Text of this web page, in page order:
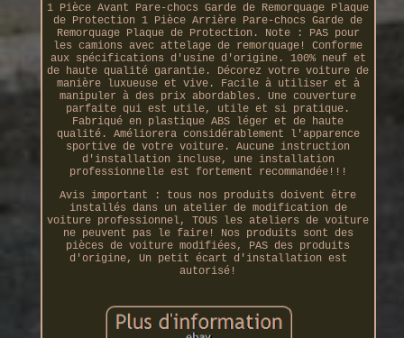
1 Pièce Avant Pare-chocs Garde de Remorquage Plaque
de Protection 1 Pièce Arrière Pare-chocs Garde de
Remorquage Plaque de Protection. Note : PAS pour
les camions avec attelage de remorquage! Conforme
aux spécifications d'usine d'origine. 100% neuf et
de haute qualité garantie. Décorez votre voiture de
manière luxueuse et vive. Facile à utiliser et à
manipuler à des prix abordables. Une couverture
parfaite qui est utile, utile et si pratique.
Fabriqué en plastique ABS léger et de haute
qualité. Améliorera considérablement l'apparence
sportive de votre voiture. Aucune instruction
d'installation incluse, une installation
professionnelle est fortement recommandée!!!
Avis important : tous nos produits doivent être
installés dans un atelier de modification de
voiture professionnel, TOUS les ateliers de voiture
ne peuvent pas le faire! Nos produits sont des
pièces de voiture modifiées, PAS des produits
d'origine, Un petit écart d'installation est
autorisé!